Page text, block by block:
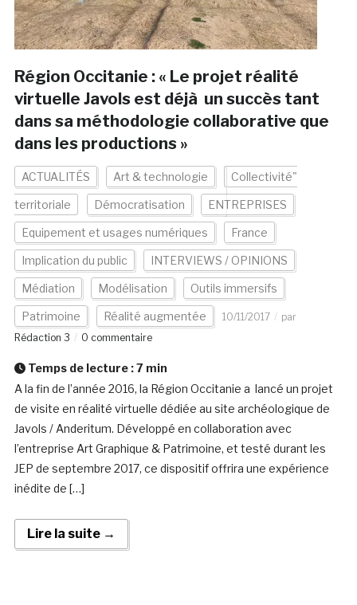
Région Occitanie : « Le projet réalité
virtuelle Javols est déjà un succès tant
dans sa méthodologie collaborative que
dans les productions »
ACTUALITÉS Art & technologie Collectivité"
territoriale Démocratisation ENTREPRISES
Equipement et usages numériques France
Implication du public INTERVIEWS / OPINIONS
Médiation Modélisation Outils immersifs
Patrimoine Réalité augmentée 10/11/2017
par
Rédaction 3
0 commentaire
Temps de lecture :7 min
A la fin de l’année 2016, la Région Occitanie a lancé un projet
de visite en réalité virtuelle dédiée au site archéologique de
Javols / Anderitum. Développé en collaboration avec
l’entreprise Art Graphique & Patrimoine, et testé durant les
JEP de septembre 2017, ce dispositif offrira une expérience
inédite de […]
Lire la suite →